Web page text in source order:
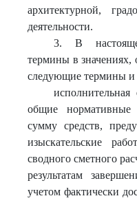
архитектурной,
деятельности.
3. В
термины в значениях,
следующие термины и
общие нормативные
сумму средств,
изыскательские
сводного сметного
результатам
учетом фактически